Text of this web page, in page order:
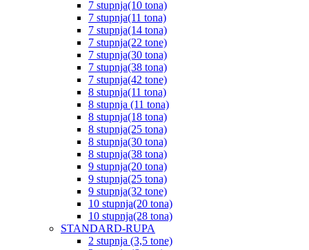
7 stupnja(10 tona)
7 stupnja(11 tona)
7 stupnja(14 tona)
7 stupnja(22 tone)
7 stupnja(30 tona)
7 stupnja(38 tona)
7 stupnja(42 tone)
8 stupnja(11 tona)
8 stupnja (11 tona)
8 stupnja(18 tona)
8 stupnja(25 tona)
8 stupnja(30 tona)
8 stupnja(38 tona)
9 stupnja(20 tona)
9 stupnja(25 tona)
9 stupnja(32 tone)
10 stupnja(20 tona)
10 stupnja(28 tona)
STANDARD-RUPA
2 stupnja (3,5 tone)